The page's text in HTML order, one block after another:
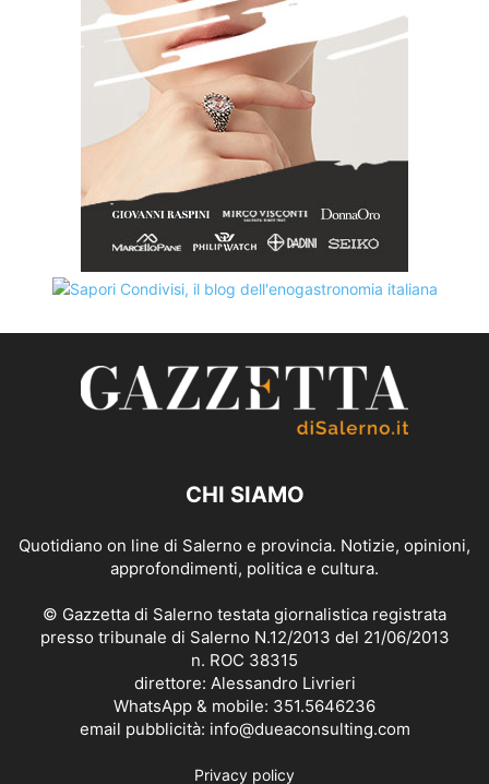
CHI SIAMO
Quotidiano on line di Salerno e provincia. Notizie, opinioni,
approfondimenti, politica e cultura.
© Gazzetta di Salerno testata giornalistica registrata
presso tribunale di Salerno N.12/2013 del 21/06/2013
n. ROC 38315
direttore: Alessandro Livrieri
WhatsApp & mobile: 351.5646236
email pubblicità: info@dueaconsulting.com
Privacy policy